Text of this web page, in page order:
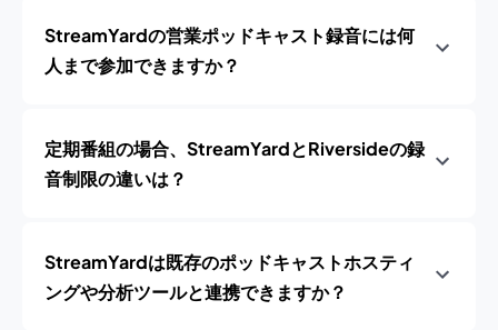
StreamYardの営業ポッドキャスト録音には何
人まで参加できますか？
定期番組の場合、StreamYardとRiversideの録
音制限の違いは？
StreamYardは既存のポッドキャストホスティ
ングや分析ツールと連携できますか？